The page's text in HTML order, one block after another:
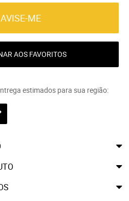
AVISE-ME
AOS FAVORITOS
estimados para sua região: